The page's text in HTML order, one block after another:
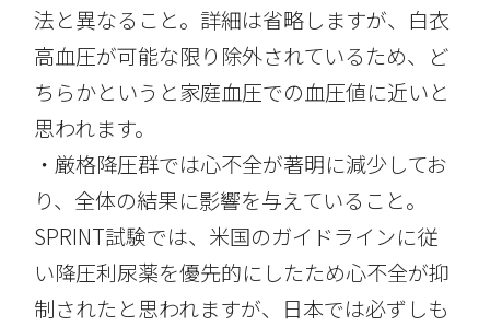
法と異なること。詳細は省略しますが、白衣
高血圧が可能な限り除外されているため、ど
ちらかというと家庭血圧での血圧値に近いと
思われます。
・厳格降圧群では心不全が著明に減少してお
り、全体の結果に影響を与えていること。
SPRINT試験では、米国のガイドラインに従
い降圧利尿薬を優先的にしたため心不全が抑
制されたと思われますが、日本では必ずしも